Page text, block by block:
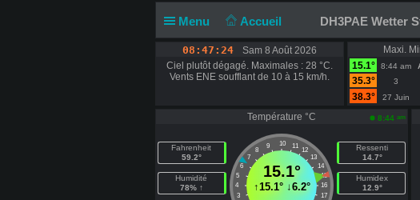
Menu Accueil DH3PAE Wetter
08:47:25
Sam 8 Août 2026
Ciel plutôt dégagé. Maximales : 28 °C.
Vents ENE soufflant de 10 à 15 km/h.
Maxi.
15.1°
8:44 am
35.3°
3
38.3°
27 Juin
Température °C
8:44 am
Fahrenheit
59.2°
Humidité
78% ↑
10
9 11
8
12
7
13
6
14
5
15
4
16
3
17
15.1°
↑15.1°↓6.2°
Ressenti
14.7°
Humidex
12.9°